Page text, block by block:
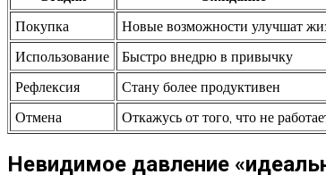
Покупка
Новые возможности улучшат
Использование
Быстро внедрю в привычку
Рефлексия
Стану более продуктивен
Отмена
Откажусь от того, что не
Невидимое давление